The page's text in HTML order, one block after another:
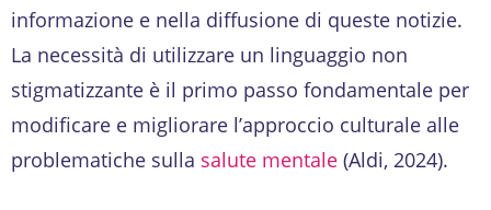
informazione e nella diffusione di queste notizie.
La necessità di utilizzare un linguaggio non
stigmatizzante è il primo passo fondamentale per
modificare e migliorare l’approccio culturale alle
problematiche sulla salute mentale (Aldi, 2024).